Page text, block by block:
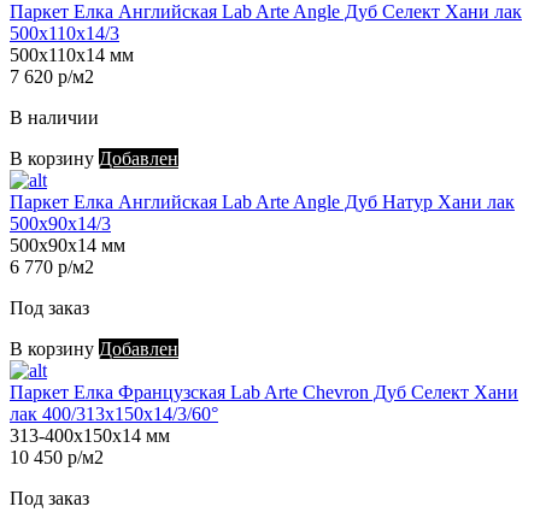
Паркет Елка Английская Lab Arte Angle Дуб Селект Хани лак
500х110х14/3
500х110х14 мм
7 620 р/м2
В наличии
В корзину Добавлен
Паркет Елка Английская Lab Arte Angle Дуб Натур Хани лак
500х90х14/3
500х90х14 мм
6 770 р/м2
Под заказ
В корзину Добавлен
Паркет Елка Французская Lab Arte Chevron Дуб Селект Хани
лак 400/313х150х14/3/60°
313-400х150х14 мм
10 450 р/м2
Под заказ